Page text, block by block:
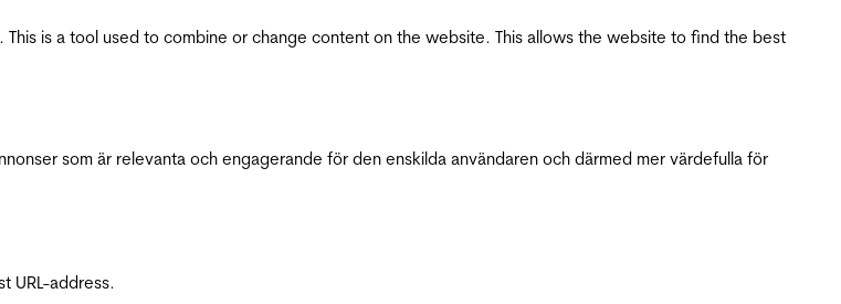
is a tool used to combine or change content on the website. This allows the website to find the best
som är relevanta och engagerande för den enskilda användaren och därmed mer värdefulla för
URL-address.